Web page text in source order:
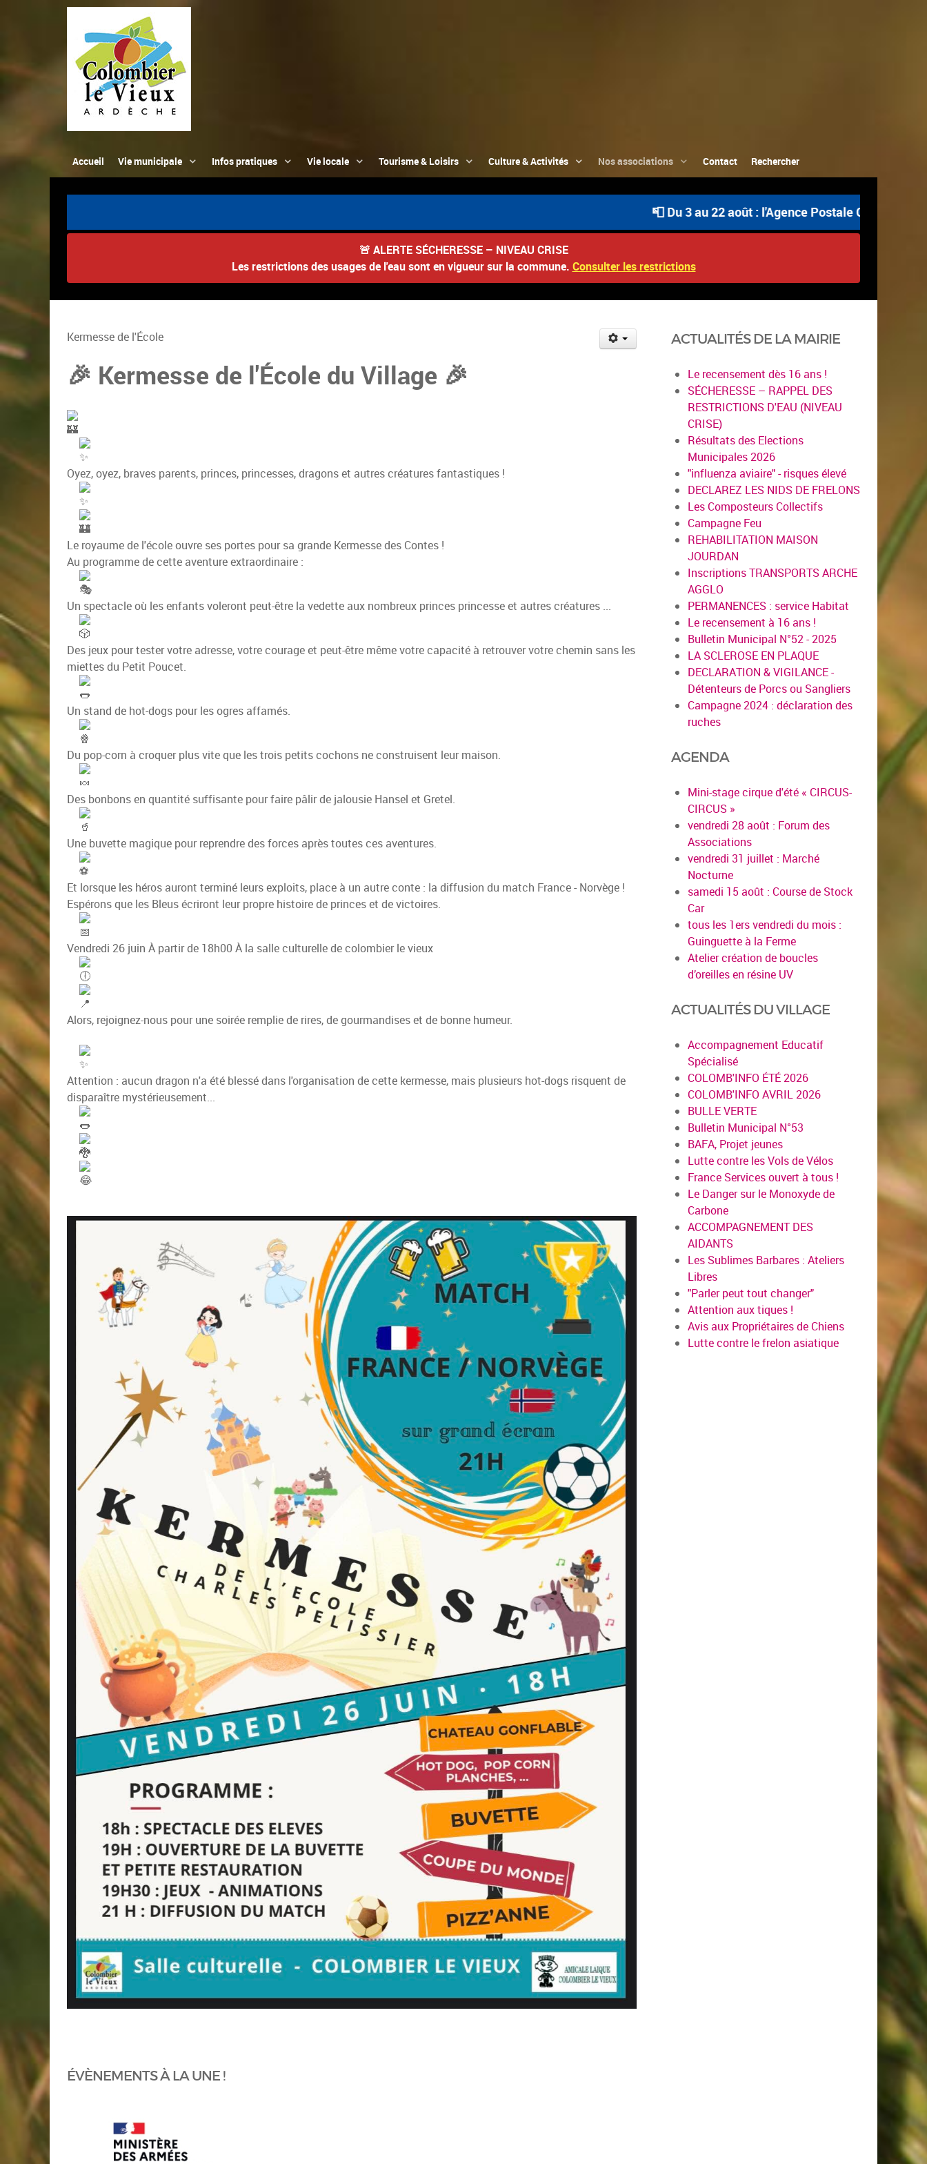
Accueil Vie municipale Infos pratiques Vie locale Tourisme & Loisirs Culture & Activités Nos associations Contact Rechercher
📮 Du 3 au 22 août : l'Agence Postale Communale est
🚨 ALERTE SÉCHERESSE – NIVEAU CRISE
Les restrictions des usages de l'eau sont en vigueur sur la commune. Consulter les restrictions
Kermesse de l'École
🎉 Kermesse de l'École du Village 🎉
Oyez, oyez, braves parents, princes, princesses, dragons et autres créatures fantastiques !
Le royaume de l'école ouvre ses portes pour sa grande Kermesse des Contes !
Au programme de cette aventure extraordinaire :
Un spectacle où les enfants voleront peut-être la vedette aux nombreux princes princesse et autres créatures ...
Des jeux pour tester votre adresse, votre courage et peut-être même votre capacité à retrouver votre chemin sans les
miettes du Petit Poucet.
Un stand de hot-dogs pour les ogres affamés.
Du pop-corn à croquer plus vite que les trois petits cochons ne construisent leur maison.
Des bonbons en quantité suffisante pour faire pâlir de jalousie Hansel et Gretel.
Une buvette magique pour reprendre des forces après toutes ces aventures.
Et lorsque les héros auront terminé leurs exploits, place à un autre conte : la diffusion du match France - Norvège !
Espérons que les Bleus écriront leur propre histoire de princes et de victoires.
Vendredi 26 juin À partir de 18h00 À la salle culturelle de colombier le vieux
Alors, rejoignez-nous pour une soirée remplie de rires, de gourmandises et de bonne humeur.
Attention : aucun dragon n'a été blessé dans l'organisation de cette kermesse, mais plusieurs hot-dogs risquent de
disparaître mystérieusement...
ÉVÈNEMENTS À LA UNE !
ACTUALITÉS DE LA MAIRIE
Le recensement dès 16 ans !
SÉCHERESSE – RAPPEL DES
RESTRICTIONS D'EAU (NIVEAU
CRISE)
Résultats des Elections
Municipales 2026
"influenza aviaire" - risques élevé
DECLAREZ LES NIDS DE FRELONS
Les Composteurs Collectifs
Campagne Feu
REHABILITATION MAISON
JOURDAN
Inscriptions TRANSPORTS ARCHE
AGGLO
PERMANENCES : service Habitat
Le recensement à 16 ans !
Bulletin Municipal N°52 - 2025
LA SCLEROSE EN PLAQUE
DECLARATION & VIGILANCE -
Détenteurs de Porcs ou Sangliers
Campagne 2024 : déclaration des
ruches
AGENDA
Mini-stage cirque d'été « CIRCUS-
CIRCUS »
vendredi 28 août : Forum des
Associations
vendredi 31 juillet : Marché
Nocturne
samedi 15 août : Course de Stock
Car
tous les 1ers vendredi du mois :
Guinguette à la Ferme
Atelier création de boucles
d’oreilles en résine UV
ACTUALITÉS DU VILLAGE
Accompagnement Educatif
Spécialisé
COLOMB'INFO ÉTÉ 2026
COLOMB'INFO AVRIL 2026
BULLE VERTE
Bulletin Municipal N°53
BAFA, Projet jeunes
Lutte contre les Vols de Vélos
France Services ouvert à tous !
Le Danger sur le Monoxyde de
Carbone
ACCOMPAGNEMENT DES
AIDANTS
Les Sublimes Barbares : Ateliers
Libres
"Parler peut tout changer"
Attention aux tiques !
Avis aux Propriétaires de Chiens
Lutte contre le frelon asiatique